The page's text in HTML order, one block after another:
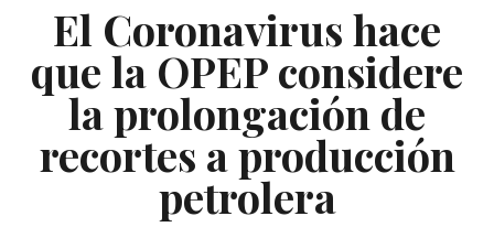
El Coronavirus hace
que la OPEP considere
la prolongación de
recortes a producción
petrolera